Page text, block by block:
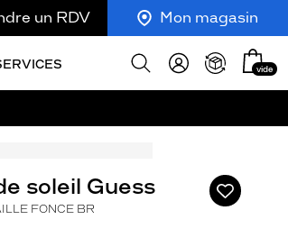
un RDV Mon magasin
Afficher
Mon
panier
vide
Ajouter
à
soleil Guess
FONCE BR